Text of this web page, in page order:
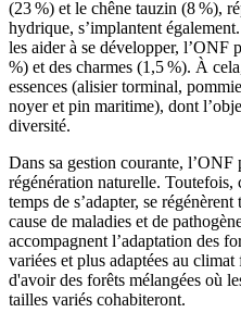
(23 %) et le chêne tauzin (8 %),
hydrique, s’implantent
les aider à se développer, l’ONF
%) et des charmes (1,5 %). À
essences (alisier torminal,
noyer et pin maritime), dont
diversité.
Dans sa gestion courante,
régénération naturelle. Toutefois,
temps de s’adapter, se
cause de maladies et de
accompagnent l’adaptation des
variées et plus adaptées au
d'avoir des forêts mélangées où
tailles variés cohabiteront.